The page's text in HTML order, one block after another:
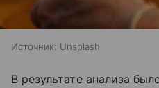
Источник: Unsplash
В результате анализа